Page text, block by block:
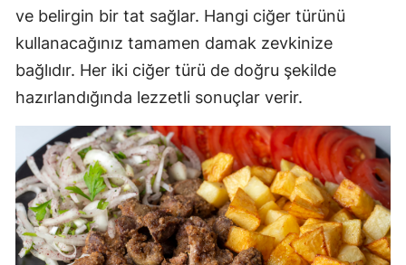
ve belirgin bir tat sağlar. Hangi ciğer türünü
kullanacağınız tamamen damak zevkinize
bağlıdır. Her iki ciğer türü de doğru şekilde
hazırlandığında lezzetli sonuçlar verir.